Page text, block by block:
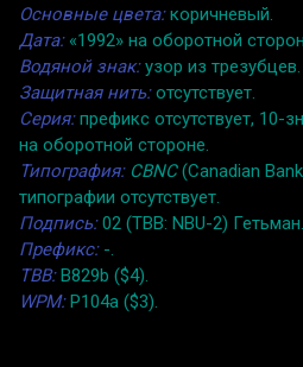
Основные цвета:коричневый.
Дата:«1992» на оборотной
Водяной знак:узор из трезубцев.
Защитная нить:отсутствует.
Серия:префикс отсутствует, 10-
на оборотной стороне.
Типография: CBNC(Canadian
типографии отсутствует.
Подпись:02 (TBB: NBU-2) Гетьман.
Префикс:-.
TBB:B829b ($4).
WPM:P104a ($3).